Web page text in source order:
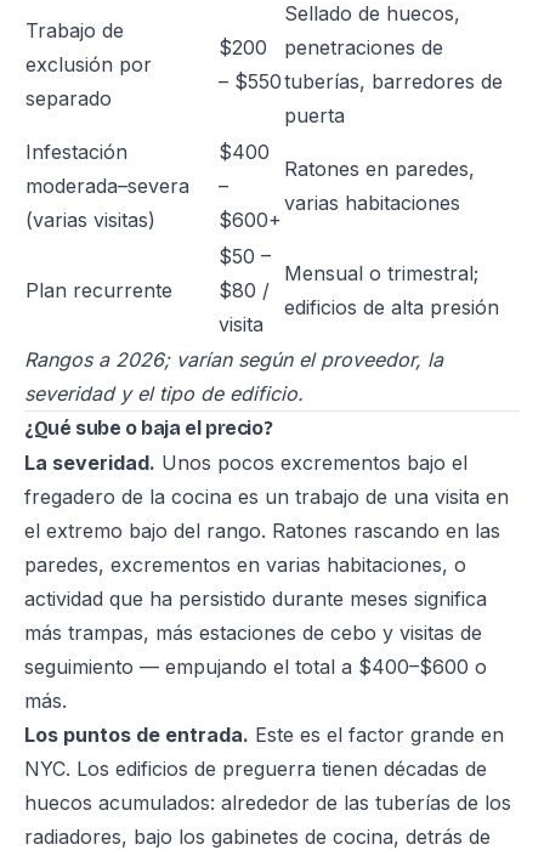
Trabajo de
exclusión por
separado
$200
– $550
Sellado de huecos,
penetraciones de
tuberías, barredores de
puerta
Infestación
moderada–severa
(varias visitas)
$400
–
$600+
Ratones en paredes,
varias habitaciones
Plan recurrente
$50 –
$80 /
visita
Mensual o trimestral;
edificios de alta presión
Rangos a 2026; varían según el proveedor, la
severidad y el tipo de edificio.
¿Qué sube o baja el precio?
La severidad. Unos pocos excrementos bajo el
fregadero de la cocina es un trabajo de una visita en
el extremo bajo del rango. Ratones rascando en las
paredes, excrementos en varias habitaciones, o
actividad que ha persistido durante meses significa
más trampas, más estaciones de cebo y visitas de
seguimiento — empujando el total a $400–$600 o
más.
Los puntos de entrada. Este es el factor grande en
NYC. Los edificios de preguerra tienen décadas de
huecos acumulados: alrededor de las tuberías de los
radiadores, bajo los gabinetes de cocina, detrás de